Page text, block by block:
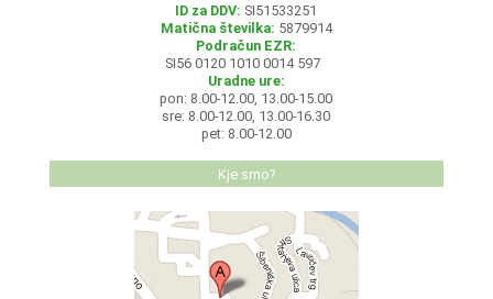
ID za DDV: SI51533251
Matična številka: 5879914
Podračun EZR:
SI56 0120 1010 0014 597
Uradne ure:
pon: 8.00-12.00, 13.00-15.00
sre: 8.00-12.00, 13.00-16.30
pet: 8.00-12.00
Kje smo?